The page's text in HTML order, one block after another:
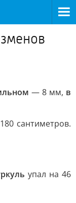
— 8 мм, в
сантиметров.
упал на 46